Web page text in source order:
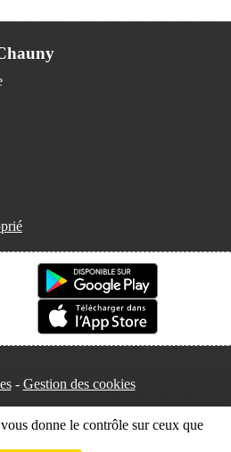
Gestion des cookies
donne le contrôle sur ceux que